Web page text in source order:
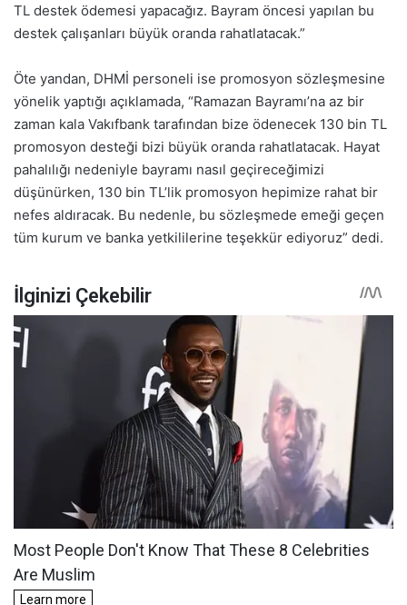
TL destek ödemesi yapacağız. Bayram öncesi yapılan bu
destek çalışanları büyük oranda rahatlatacak.”
Öte yandan, DHMİ personeli ise promosyon sözleşmesine
yönelik yaptığı açıklamada, “Ramazan Bayramı’na az bir
zaman kala Vakıfbank tarafından bize ödenecek 130 bin TL
promosyon desteği bizi büyük oranda rahatlatacak. Hayat
pahalılığı nedeniyle bayramı nasıl geçireceğimizi
düşünürken, 130 bin TL’lik promosyon hepimize rahat bir
nefes aldıracak. Bu nedenle, bu sözleşmede emeği geçen
tüm kurum ve banka yetkililerine teşekkür ediyoruz” dedi.